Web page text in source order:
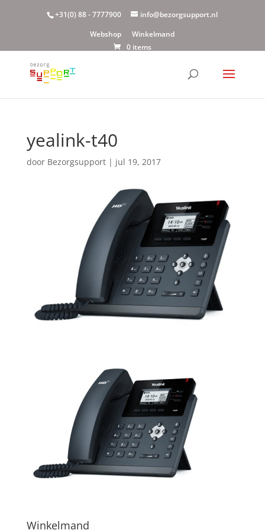
+31(0) 88 - 7777900
info@bezorgsupport.nl
Webshop
Winkelmand
0 items
yealink-t40
door Bezorgsupport| jul 19, 2017
Winkelmand